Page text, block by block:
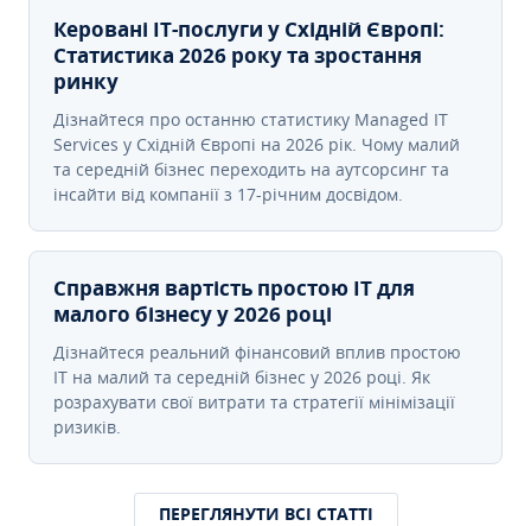
Керовані ІТ-послуги у Східній Європі:
Статистика 2026 року та зростання
ринку
Дізнайтеся про останню статистику Managed IT
Services у Східній Європі на 2026 рік. Чому малий
та середній бізнес переходить на аутсорсинг та
інсайти від компанії з 17-річним досвідом.
Справжня вартість простою IT для
малого бізнесу у 2026 році
Дізнайтеся реальний фінансовий вплив простою
IT на малий та середній бізнес у 2026 році. Як
розрахувати свої витрати та стратегії мінімізації
ризиків.
ПЕРЕГЛЯНУТИ ВСІ СТАТТІ